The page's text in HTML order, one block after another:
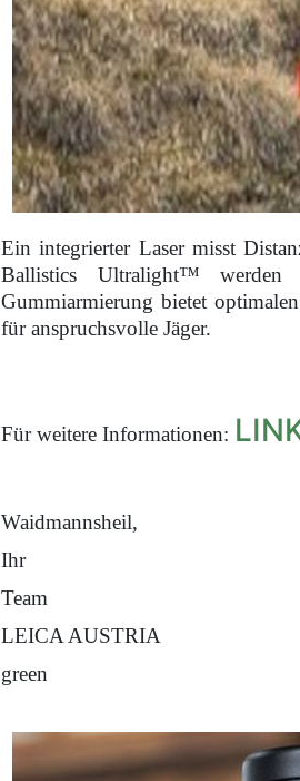
Ein integrierter Laser misst
Ballistics Ultralight™
Gummiarmierung bietet
für anspruchsvolle Jäger.
Für weitere Informationen:
Waidmannsheil,
Ihr
Team
LEICA AUSTRIA
green